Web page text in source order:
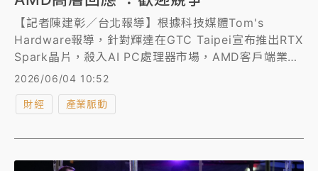
【記者陳建彰／台北報導】根據科技媒體Tom's
Hardware報導，針對輝達在GTC Taipei宣布推出RTX
Spark晶片，殺入AI PC處理器市場，AMD客戶端業務
高級副總裁蒂庫（Rahul Tikoo）在2026台北國際電
腦展（COMPUTEX）上表示歡迎競爭。
2026/06/04 10:52
財經 產業脈動